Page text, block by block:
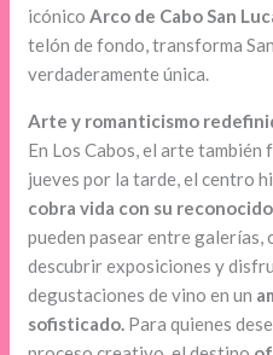
icónicoArco de Cabo San
telón de fondo, transforma
verdaderamente única.
Arte y romanticismo
En Los Cabos, el arte también
jueves por la tarde, el centro
cobra vida con su
pueden pasear entre
descubrir exposiciones y
degustaciones de vino en un
sofisticado. Para quienes